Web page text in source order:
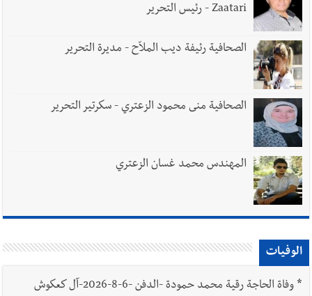
Zaatari - رئيس التحرير
الصحافية رئيفة ديب الملاّح - مديرة التحرير
الصحافية منى محمود الزعتري - سكرتير التحرير
المهندس محمد غسان الزعتري
الوفيات
*
وفاة الحاجة رقية محمد حمودة -الدفن -6-8-2026-آل كعكوش